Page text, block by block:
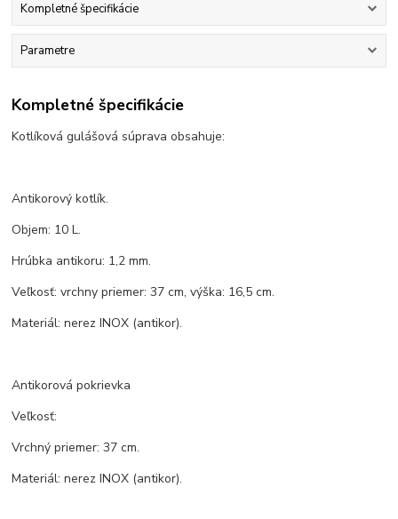
Kompletné špecifikácie
Parametre
Kompletné špecifikácie
Kotlíková gulášová súprava obsahuje:
Antikorový kotlík.
Objem: 10 L.
Hrúbka antikoru: 1,2 mm.
Veľkosť: vrchny priemer: 37 cm, výška: 16,5 cm.
Materiál: nerez INOX (antikor).
Antikorová pokrievka
Veľkosť:
Vrchný priemer: 37 cm.
Materiál: nerez INOX (antikor).